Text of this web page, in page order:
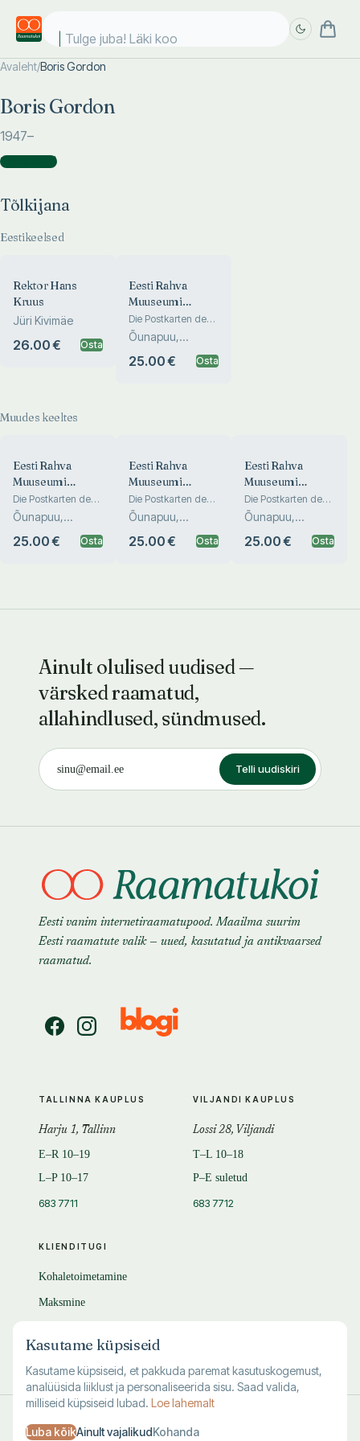
Tulge juba! Läki kool
Avaleht/Boris Gordon
Boris Gordon
1947–
Tõlkijana )
Tõlkijana
Eestikeelsed
Rektor Hans
Kruus
Jüri Kivimäe
26.00 € Osta
Eesti Rahva
Muuseumi
pildialbum
Die Postkarten des
Estnischen
Nationalmuseums.
Альбом открыток
Õunapuu,
25.00 € Osta
Muudes keeltes
Eesti Rahva
Muuseumi
pildialbum
Die Postkarten des
Estnischen
Nationalmuseums.
Альбом открыток
Õunapuu,
25.00 € Osta
Eesti Rahva
Muuseumi
pildialbum
Die Postkarten des
Estnischen
Nationalmuseums.
Альбом открыток
Õunapuu,
25.00 € Osta
Eesti Rahva
Muuseumi
pildialbum
Die Postkarten des
Estnischen
Nationalmuseums.
Альбом открыток
Õunapuu,
25.00 € Osta
Ainult olulised uudised —
värsked raamatud,
allahindlused, sündmused.
Telli uudiskiri
Eesti vanim internetiraamatupood. Maailma suurim
Eesti raamatute valik — uued, kasutatud ja antikvaarsed
raamatud.
KLIENDITUGI
Kohaletoimetamine
Maksmine
KKK
TALLINNA KAUPLUS
Harju 1, Tallinn
E–R 10–19
L–P 10–17
683 7711
VILJANDI KAUPLUS
Lossi 28, Viljandi
T–L 10–18
P–E suletud
683 7712
Kasutustingimused·Privaatsus·Andmete kustutamine
Kasutame küpsiseid
Kasutame küpsiseid, et pakkuda paremat kasutuskogemust,
analüüsida liiklust ja personaliseerida sisu. Saad valida,
milliseid küpsiseid lubad. Loe lahemalt
Luba kõikAinult vajalikudKohanda